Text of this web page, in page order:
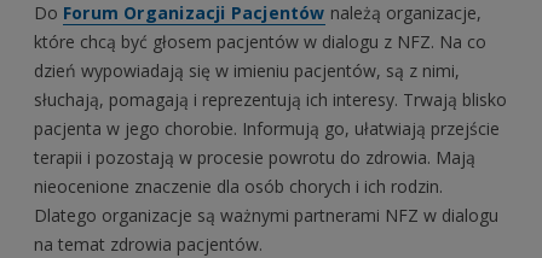
Do Forum Organizacji Pacjentów należą organizacje,
które chcą być głosem pacjentów w dialogu z NFZ. Na co
dzień wypowiadają się w imieniu pacjentów, są z nimi,
słuchają, pomagają i reprezentują ich interesy. Trwają blisko
pacjenta w jego chorobie. Informują go, ułatwiają przejście
terapii i pozostają w procesie powrotu do zdrowia. Mają
nieocenione znaczenie dla osób chorych i ich rodzin.
Dlatego organizacje są ważnymi partnerami NFZ w dialogu
na temat zdrowia pacjentów.